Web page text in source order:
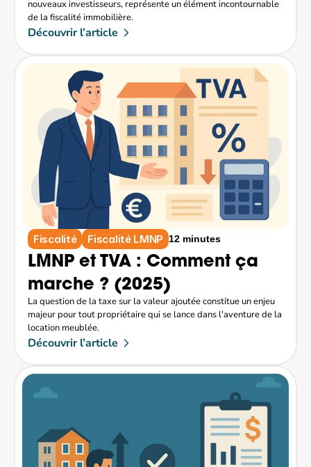
nouveaux investisseurs, représente un élément incontournable
de la fiscalité immobilière.
Découvrir l’article
Fiscalité Fiscalité LMNP 12 minutes
LMNP et TVA : Comment ça
marche ? (2025)
La question de la taxe sur la valeur ajoutée constitue un enjeu
majeur pour tout propriétaire qui se lance dans l'aventure de la
location meublée.
Découvrir l’article